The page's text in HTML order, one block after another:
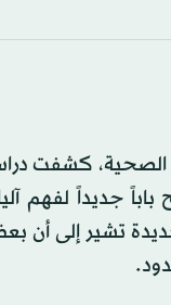
كشفت
جديداً لفهم
تشير إلى أن